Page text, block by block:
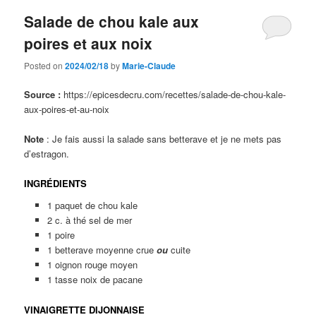
Salade de chou kale aux
poires et aux noix
Posted on2024/02/18byMarie-Claude
Source : https://epicesdecru.com/recettes/salade-de-chou-kale-
aux-poires-et-au-noix
Note : Je fais aussi la salade sans betterave et je ne mets pas
d’estragon.
INGRÉDIENTS
1 paquet de chou kale
2 c. à thé sel de mer
1 poire
1 betterave moyenne crue oucuite
1 oignon rouge moyen
1 tasse noix de pacane
VINAIGRETTE DIJONNAISE